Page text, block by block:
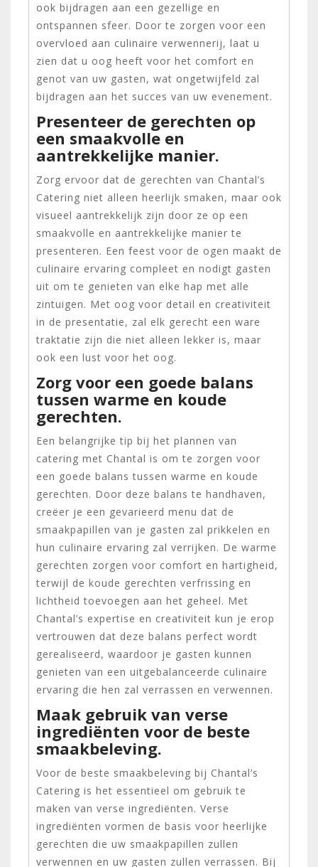
ook bijdragen aan een gezellige en
ontspannen sfeer. Door te zorgen voor een
overvloed aan culinaire verwennerij, laat u
zien dat u oog heeft voor het comfort en
genot van uw gasten, wat ongetwijfeld zal
bijdragen aan het succes van uw evenement.
Presenteer de gerechten op
een smaakvolle en
aantrekkelijke manier.
Zorg ervoor dat de gerechten van Chantal’s
Catering niet alleen heerlijk smaken, maar ook
visueel aantrekkelijk zijn door ze op een
smaakvolle en aantrekkelijke manier te
presenteren. Een feest voor de ogen maakt de
culinaire ervaring compleet en nodigt gasten
uit om te genieten van elke hap met alle
zintuigen. Met oog voor detail en creativiteit
in de presentatie, zal elk gerecht een ware
traktatie zijn die niet alleen lekker is, maar
ook een lust voor het oog.
Zorg voor een goede balans
tussen warme en koude
gerechten.
Een belangrijke tip bij het plannen van
catering met Chantal is om te zorgen voor
een goede balans tussen warme en koude
gerechten. Door deze balans te handhaven,
creëer je een gevarieerd menu dat de
smaakpapillen van je gasten zal prikkelen en
hun culinaire ervaring zal verrijken. De warme
gerechten zorgen voor comfort en hartigheid,
terwijl de koude gerechten verfrissing en
lichtheid toevoegen aan het geheel. Met
Chantal’s expertise en creativiteit kun je erop
vertrouwen dat deze balans perfect wordt
gerealiseerd, waardoor je gasten kunnen
genieten van een uitgebalanceerde culinaire
ervaring die hen zal verrassen en verwennen.
Maak gebruik van verse
ingrediënten voor de beste
smaakbeleving.
Voor de beste smaakbeleving bij Chantal’s
Catering is het essentieel om gebruik te
maken van verse ingrediënten. Verse
ingrediënten vormen de basis voor heerlijke
gerechten die uw smaakpapillen zullen
verwennen en uw gasten zullen verrassen. Bij